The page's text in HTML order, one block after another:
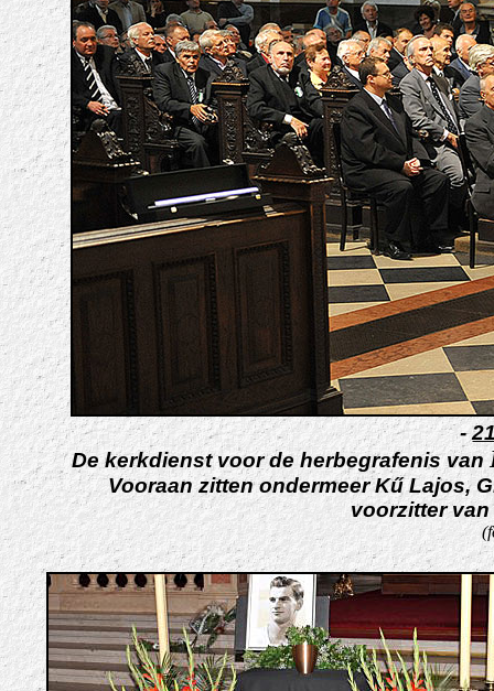
-
De kerkdienst voor de herbegrafenis van
Vooraan zitten ondermeer Kű Lajos,
voorzitter